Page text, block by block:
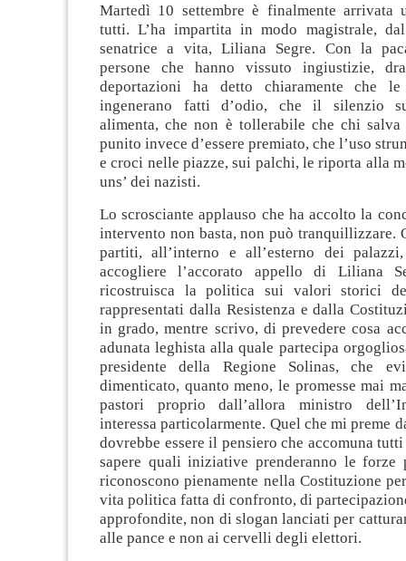
Martedì 10 settembre è finalmente arrivata
tutti. L’ha impartita in modo magistrale,
senatrice a vita, Liliana Segre. Con la
persone che hanno vissuto ingiustizie,
deportazioni ha detto chiaramente che
ingenerano fatti d’odio, che il silenzio
alimenta, che non è tollerabile che chi
punito invece d’essere premiato, che l’uso
e croci nelle piazze, sui palchi, le riporta alla
uns’ dei nazisti.
Lo scrosciante applauso che ha accolto la
intervento non basta, non può tranquillizzare.
partiti, all’interno e all’esterno dei
accogliere l’accorato appello di Liliana
ricostruisca la politica sui valori storici
rappresentati dalla Resistenza e dalla
in grado, mentre scrivo, di prevedere cosa
adunata leghista alla quale partecipa
presidente della Regione Solinas, che
dimenticato, quanto meno, le promesse mai
pastori proprio dall’allora ministro
interessa particolarmente. Quel che mi preme
dovrebbe essere il pensiero che accomuna
sapere quali iniziative prenderanno le forze
riconoscono pienamente nella Costituzione
vita politica fatta di confronto, di
approfondite, non di slogan lanciati per
alle pance e non ai cervelli degli elettori.